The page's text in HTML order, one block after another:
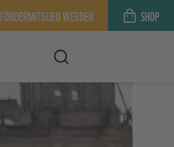
FÖRDERMITGLIED WERDEN SHOP